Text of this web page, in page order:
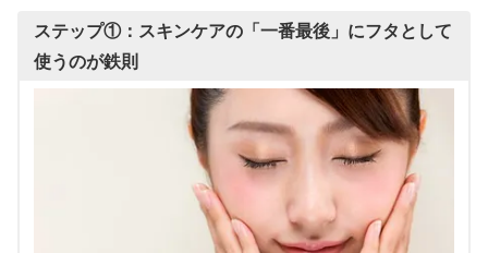
ステップ①：スキンケアの「一番最後」にフタとして
使うのが鉄則